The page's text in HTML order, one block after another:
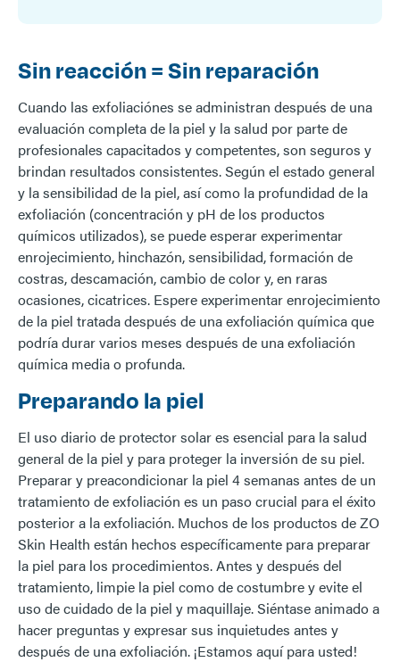
Sin reacción = Sin reparación
Cuando las exfoliaciónes se administran después de una
evaluación completa de la piel y la salud por parte de
profesionales capacitados y competentes, son seguros y
brindan resultados consistentes. Según el estado general
y la sensibilidad de la piel, así como la profundidad de la
exfoliación (concentración y pH de los productos
químicos utilizados), se puede esperar experimentar
enrojecimiento, hinchazón, sensibilidad, formación de
costras, descamación, cambio de color y, en raras
ocasiones, cicatrices. Espere experimentar enrojecimiento
de la piel tratada después de una exfoliación química que
podría durar varios meses después de una exfoliación
química media o profunda.
Preparando la piel
El uso diario de protector solar es esencial para la salud
general de la piel y para proteger la inversión de su piel.
Preparar y preacondicionar la piel 4 semanas antes de un
tratamiento de exfoliación es un paso crucial para el éxito
posterior a la exfoliación. Muchos de los productos de ZO
Skin Health están hechos específicamente para preparar
la piel para los procedimientos. Antes y después del
tratamiento, limpie la piel como de costumbre y evite el
uso de cuidado de la piel y maquillaje. Siéntase animado a
hacer preguntas y expresar sus inquietudes antes y
después de una exfoliación. ¡Estamos aquí para usted!